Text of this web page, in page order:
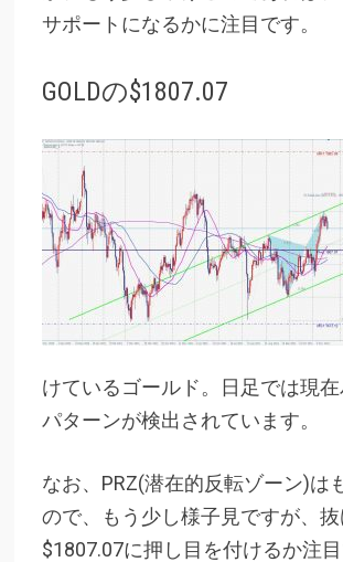
サポートになるかに注目です。
GOLDの$1807.07
けているゴールド。日足では現
パターンが検出されています。
なお、PRZ(潜在的反転ゾーン)は
ので、もう少し様子見ですが、抜
$1807.07に押し目を付けるか注目